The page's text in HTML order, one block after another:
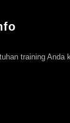
training Anda